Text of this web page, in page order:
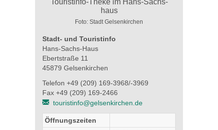
Foto: Stadt Gelsenkirchen
Stadt- und Touristinfo
Hans-Sachs-Haus
Ebertstraße 11
45879 Gelsenkirchen
Telefon +49 (209) 169-3968/-3969
Fax +49 (209) 169-2466
touristinfo@gelsenkirchen.de
Öffnungszeiten